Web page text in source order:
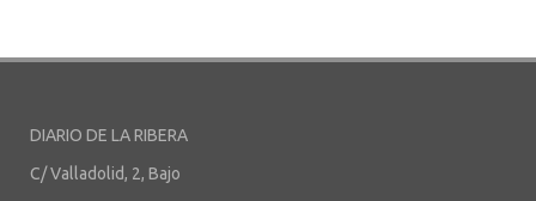
DIARIO DE LA RIBERA
C/ Valladolid, 2, Bajo